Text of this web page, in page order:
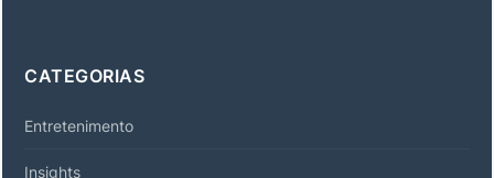
CATEGORIAS
Entretenimento
Insights